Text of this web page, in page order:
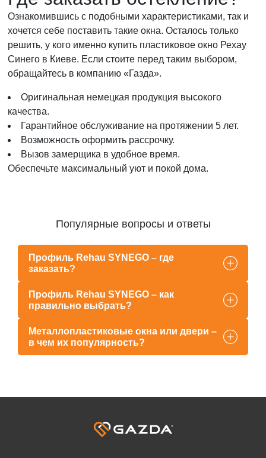
Ознакомившись с подобными характеристиками, так и
хочется себе поставить такие окна. Осталось только
решить, у кого именно купить пластиковое окно Рехау
Синего в Киеве. Если стоите перед таким выбором,
обращайтесь в компанию «Газда».
Оригинальная немецкая продукция высокого
качества.
Гарантийное обслуживание на протяжении 5 лет.
Возможность оформить рассрочку.
Вызов замерщика в удобное время.
Обеспечьте максимальный уют и покой дома.
Популярные вопросы и ответы
Профиль Rehau SYNEGO – где
заказать?
Профиль Rehau SYNEGO – как
правильно выбрать?
Металлопластиковые окна или двери –
в чем их популярность?